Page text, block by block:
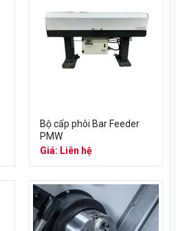
Bộ cấp phôi Bar Feeder
PMW
Giá: Liên hệ